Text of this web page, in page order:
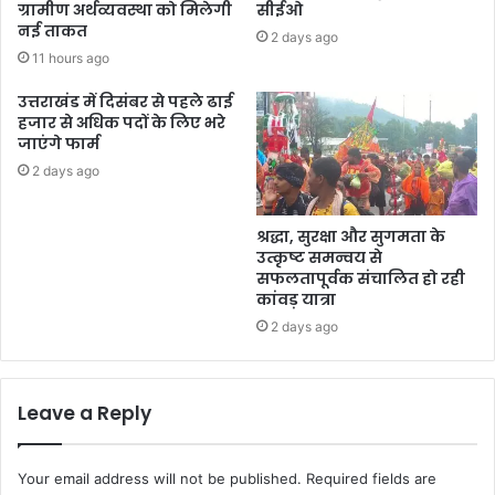
ग्रामीण अर्थव्यवस्था को मिलेगी
नई ताकत
11 hours ago
सीईओ
2 days ago
उत्तराखंड में दिसंबर से पहले ढाई
हजार से अधिक पदों के लिए भरे
जाएंगे फार्म
2 days ago
श्रद्धा, सुरक्षा और सुगमता के
उत्कृष्ट समन्वय से
सफलतापूर्वक संचालित हो रही
कांवड़ यात्रा
2 days ago
Leave a Reply
Your email address will not be published. Required fields are